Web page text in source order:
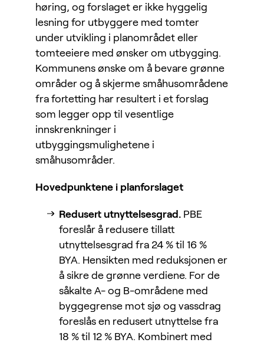
høring, og forslaget er ikke hyggelig
lesning for utbyggere med tomter
under utvikling i planområdet eller
tomteeiere med ønsker om utbygging.
Kommunens ønske om å bevare grønne
områder og å skjerme småhusområdene
fra fortetting har resultert i et forslag
som legger opp til vesentlige
innskrenkninger i
utbyggingsmulighetene i
småhusområder.
Hovedpunktene i planforslaget
Redusert utnyttelsesgrad. PBE
foreslår å redusere tillatt
utnyttelsesgrad fra 24 % til 16 %
BYA. Hensikten med reduksjonen er
å sikre de grønne verdiene. For de
såkalte A- og B-områdene med
byggegrense mot sjø og vassdrag
foreslås en redusert utnyttelse fra
18 % til 12 % BYA. Kombinert med